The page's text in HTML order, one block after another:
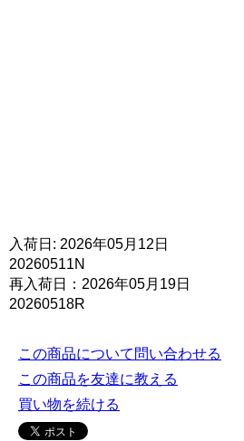
入荷日: 2026年05月12日
20260511N
再入荷日：2026年05月19日
20260518R
この商品について問い合わせる
この商品を友達に教える
買い物を続ける